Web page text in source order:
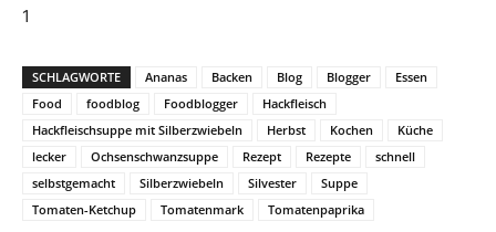
1
SCHLAGWORTE Ananas Backen Blog Blogger
Essen
Food
foodblog Foodblogger
Hackfleisch
Hackfleischsuppe mit Silberzwiebeln
Herbst Kochen
Küche
lecker
Ochsenschwanzsuppe Rezept Rezepte
schnell
selbstgemacht
Silberzwiebeln Silvester
Suppe
Tomaten-Ketchup
Tomatenmark Tomatenpaprika